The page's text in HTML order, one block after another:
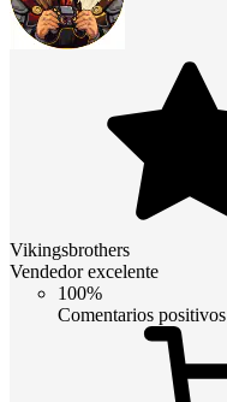
Vikingsbrothers
Vendedor excelente
100%
Comentarios positivos